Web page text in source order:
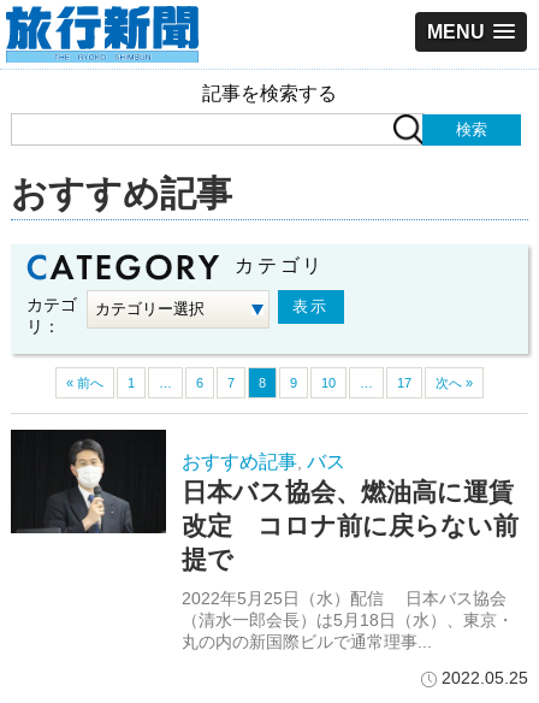
MENU
記事を検索する
おすすめ記事
カテゴリ
カテゴ
リ：
« 前へ 1 6 7 8 9 10 17 次へ »
おすすめ記事, バス
日本バス協会、燃油高に運賃
改定 コロナ前に戻らない前
提で
2022年5月25日（水）配信 日本バス協会
（清水一郎会長）は5月18日（水）、東京・
丸の内の新国際ビルで通常理事...
2022.05.25